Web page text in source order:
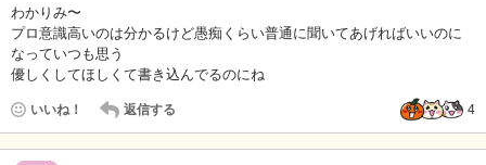
わかりみ〜
プロ意識高いのは分かるけど愚痴くらい普通に聞いてあげればいいのに
なっていつも思う
優しくしてほしくて書き込んでるのにね
いいね！ 返信する 4